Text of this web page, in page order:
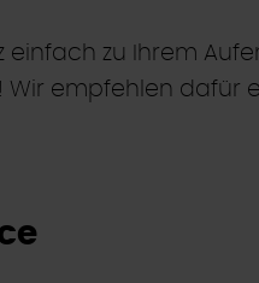
einfach zu Ihrem
Wir empfehlen dafür